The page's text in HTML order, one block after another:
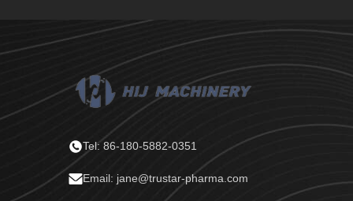
Tel: 86-180-5882-0351
Email: jane@trustar-pharma.com